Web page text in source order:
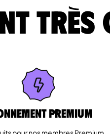
très
Premium